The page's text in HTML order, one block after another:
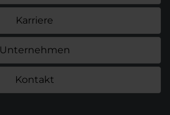
Karriere
Unternehmen
Kontakt